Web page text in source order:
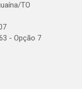
TO
- Opção 7